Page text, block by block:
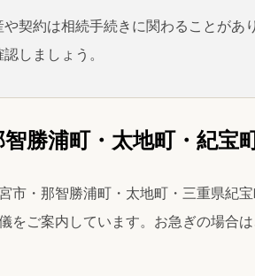
契約は相続手続きに関わることがあ
しましょう。
勝浦町・太地町・紀宝
市・那智勝浦町・太地町・三重県紀
をご案内しています。お急ぎの場合